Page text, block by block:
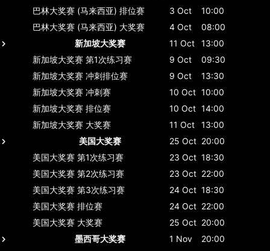
巴林大奖赛 (马来西亚) 排位赛 3 Oct
10:00
巴林大奖赛 (马来西亚) 大奖赛 4 Oct
08:00
新加坡大奖赛
11 Oct
13:00
新加坡大奖赛 第1次练习赛 9 Oct
09:30
新加坡大奖赛 冲刺排位赛 9 Oct
13:30
新加坡大奖赛 冲刺赛 10 Oct 10:00
新加坡大奖赛 排位赛 10 Oct 14:00
新加坡大奖赛 大奖赛 11 Oct
13:00
美国大奖赛
25 Oct 20:00
美国大奖赛 第1次练习赛 23 Oct 18:30
美国大奖赛 第2次练习赛 23 Oct 22:00
美国大奖赛 第3次练习赛 24 Oct 18:30
美国大奖赛 排位赛 24 Oct 22:00
美国大奖赛 大奖赛 25 Oct 20:00
墨西哥大奖赛
1 Nov
20:00